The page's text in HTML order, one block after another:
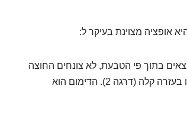
אופציה מצוינת בעיקר ל:
בתוך פי הטבעת, לא צונחים החוצה
בכל יציאה (דרגה 1) או צונחים החוצה אך נכנסים פנימה לבד או בעזרה קלה (דרגה 2). הדימום הוא